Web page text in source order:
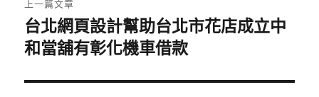
章
導
覽
上一篇文章
上
一
文
台北網頁設計幫助台北市花店成立中
和當舖有彰化機車借款